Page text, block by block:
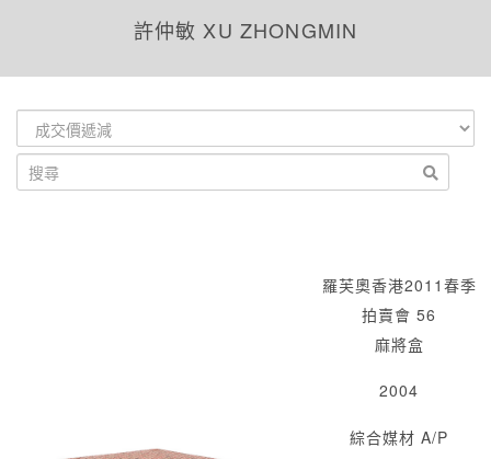
許仲敏 XU ZHONGMIN
羅芙奧香港2011春季
拍賣會 56
麻將盒
2004
綜合媒材 A/P